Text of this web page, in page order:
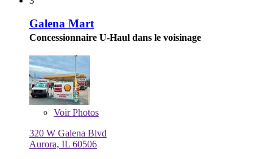
Galena Mart
Concessionnaire U-Haul dans le voisinage
VoirPhotos
320 W Galena Blvd
Aurora, IL 60506